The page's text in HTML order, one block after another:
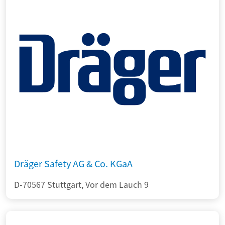
Dräger Safety AG & Co. KGaA
D-70567 Stuttgart, Vor dem Lauch 9